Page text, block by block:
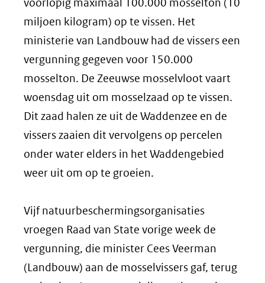
miljoen kilogram) op te vissen. Het
ministerie van Landbouw had de vissers een
vergunning gegeven voor 150.000
mosselton. De Zeeuwse mosselvloot vaart
woensdag uit om mosselzaad op te vissen.
Dit zaad halen ze uit de Waddenzee en de
vissers zaaien dit vervolgens op percelen
onder water elders in het Waddengebied
weer uit om op te groeien.
Vijf natuurbeschermingsorganisaties
vroegen Raad van State vorige week de
vergunning, die minister Cees Veerman
(Landbouw) aan de mosselvissers gaf, terug